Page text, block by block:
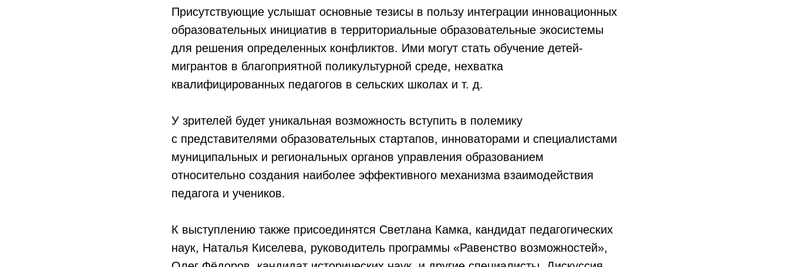
Присутствующие услышат основные тезисы в пользу интеграции инновационных
образовательных инициатив в территориальные образовательные экосистемы
для решения определенных конфликтов. Ими могут стать обучение детей-
мигрантов в благоприятной поликультурной среде, нехватка
квалифицированных педагогов в сельских школах и т. д.
У зрителей будет уникальная возможность вступить в полемику
с представителями образовательных стартапов, инноваторами и специалистами
муниципальных и региональных органов управления образованием
относительно создания наиболее эффективного механизма взаимодействия
педагога и учеников.
К выступлению также присоединятся Светлана Камка, кандидат педагогических
наук, Наталья Киселева, руководитель программы «Равенство возможностей»,